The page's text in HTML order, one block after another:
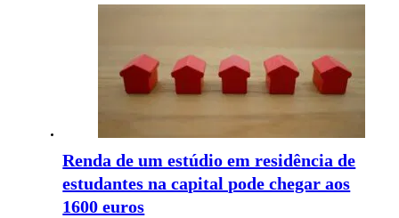
Renda de um estúdio em residência de
estudantes na capital pode chegar aos
1600 euros